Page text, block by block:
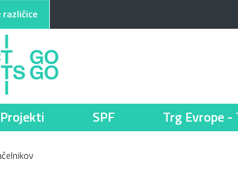
Projekti SPF Trg Evrope